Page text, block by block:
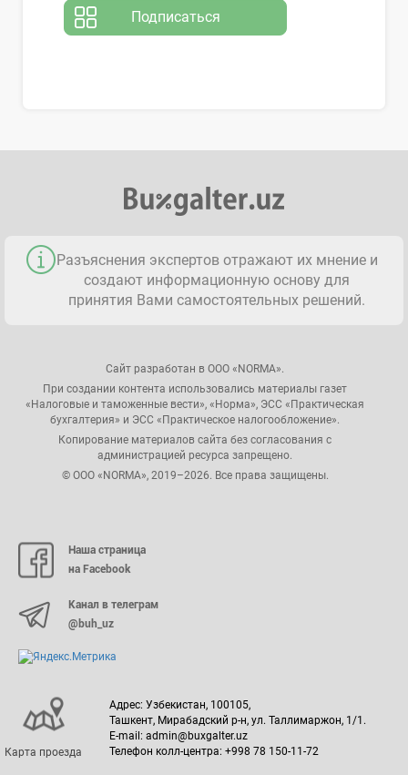
Подписаться
Разъяснения экспертов отражают их мнение и
создают информационную основу для
принятия Вами самостоятельных решений.
Сайт разработан в ООО «NORMA».
При создании контента использовались материалы газет
«Налоговые и таможенные вести», «Норма», ЭСС «Практическая
бухгалтерия» и ЭСС «Практическое налогообложение».
Копирование материалов сайта без согласования с
администрацией ресурса запрещено.
© ООО «NORMA», 2019–2026. Все права защищены.
Наша страница
на Facebook
Канал в телеграм
@buh_uz
Карта проезда
Адрес: Узбекистан, 100105,
Ташкент, Мирабадский р-н, ул. Таллимаржон, 1/1.
E-mail: admin@buxgalter.uz
Телефон колл-центра: +998 78 150-11-72